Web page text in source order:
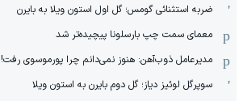
ضربه استثنائی گومس؛ گل اول استون ویلا به بایرن
معمای سمت چپ بارسلونا پیچیده‌تر شد
مدیرعامل ذوب‌آهن: هنوز نمی‌دانم چرا پورموسوی رفت!
سوپرگل لوئیز دیاز؛ گل دوم بایرن به استون ویلا